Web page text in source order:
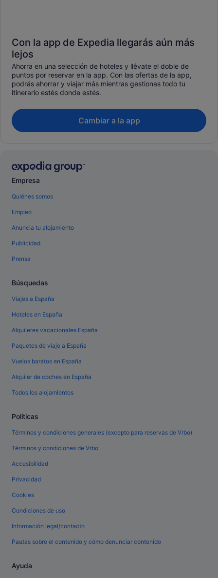
Con la app de Expedia llegarás aún más
lejos
Ahorra en una selección de hoteles y llévate el doble de
puntos por reservar en la app. Con las ofertas de la app,
podrás ahorrar y viajar más mientras gestionas todo tu
itinerario estés donde estés.
Cambiar a la app
Empresa
Quiénes somos
Empleo
Anuncia tu alojamiento
Publicidad
Prensa
Búsquedas
Viajes a España
Hoteles en España
Alquileres vacacionales España
Paquetes de viaje a España
Vuelos baratos en España
Alquiler de coches en España
Todos los alojamientos
Políticas
Términos y condiciones generales (excepto para reservas de Vrbo)
Términos y condiciones de Vrbo
Accesibilidad
Privacidad
Cookies
Condiciones de uso
Información legal/contacto
Pautas sobre el contenido y cómo denunciar contenido
Ayuda